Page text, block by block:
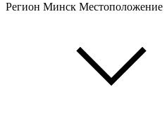
Регион Минск Местоположение